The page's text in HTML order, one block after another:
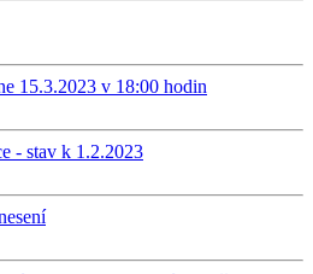
15.3.2023 v 18:00 hodin
- stav k 1.2.2023